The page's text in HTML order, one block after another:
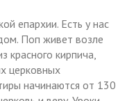
епархии. Есть у нас
Поп живет возле
кирпича,
церковных
начинаются от 130